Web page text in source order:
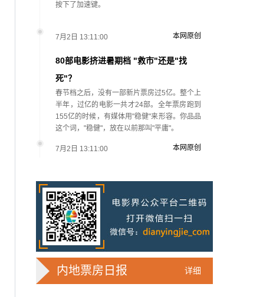
按下了加速键。
7月2日 13:11:00
80部电影挤进暑期档 "救市"还是"找
死"？
春节档之后，没有一部新片票房过5亿。整个上
半年，过亿的电影一共才24部。全年票房跑到
155亿的时候，有媒体用"稳健"来形容。你品品
这个词，"稳健"，放在以前那叫"平庸"。
本网原创
7月2日 13:11:00
路
2025年，真人实拍微短剧的上线数量占比约
71%，AI微短剧不到30%。到了2026年第一季
度，这个比例完全倒挂——真人实拍跌到
32%，AI飙升到68%。
本网原创
华策拿《西游记》赌AI那天，半个影视
本网原创
详细
内地票房日报